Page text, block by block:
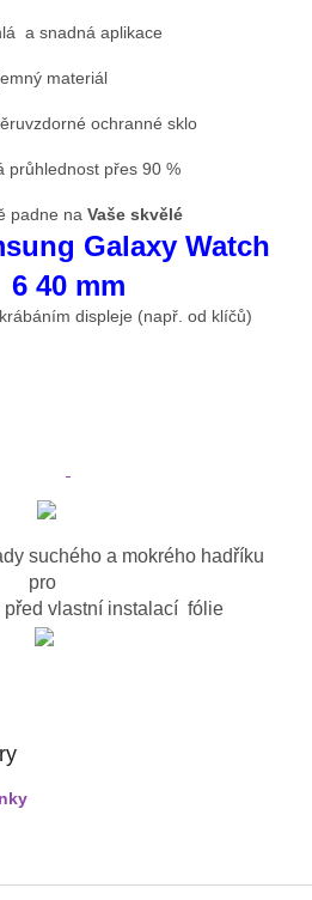
a snadná aplikace
materiál
ochranné sklo
průhlednost přes 90 %
padne na Vaše skvělé
Galaxy Watch
6 40 mm
displeje (např. od klíčů)
suchého a mokrého hadříku
pro
před vlastní instalací fólie